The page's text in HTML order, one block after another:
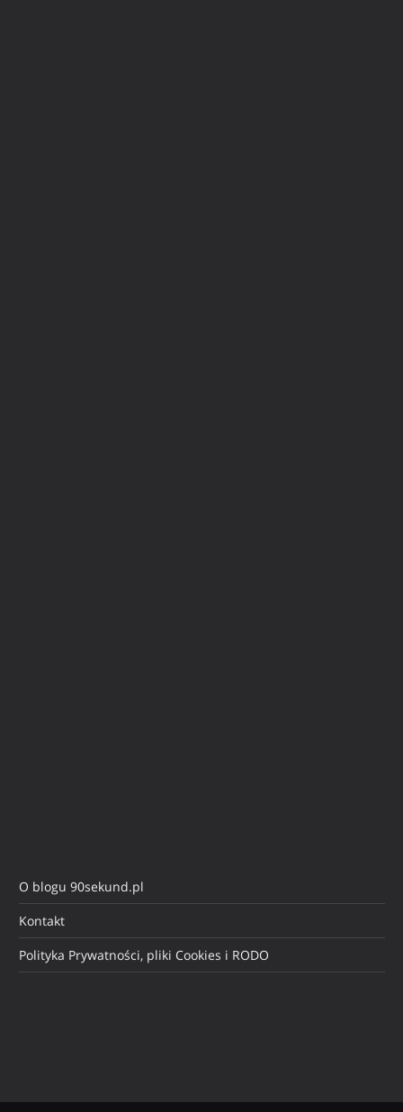
O blogu 90sekund.pl
Kontakt
Polityka Prywatności, pliki Cookies i RODO